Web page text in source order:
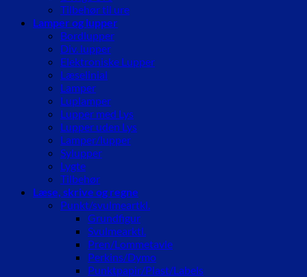
Tilbehør til ure
Lamper og lupper
Bordlupper
Div. lupper
Elektroniske Lupper
Læselinial
Lamper
Luplamper
Lupper med Lys
Lupper uden Lys
Lamper/lupper
Sylupper
Lygte
Tilbehør
Læse, skrive og regne
Punkt/svulmeartkl.
Grundfigur
Svulmearktl.
Pren/Lommetavle
Perkins/Dymo
Punktpapir/Plast/Labels